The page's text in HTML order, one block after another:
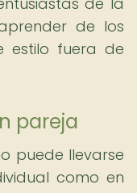
de los
estilo fuera de
pareja
puede llevarse
como en